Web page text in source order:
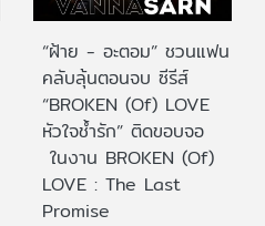
“ฝ้าย - อะตอม” ชวนแฟน
คลับลุ้นตอนจบ ซีรีส์
“BROKEN (Of) LOVE
หัวใจช้ำรัก” ติดขอบจอ
ในงาน BROKEN (Of)
LOVE : The Last
Promise